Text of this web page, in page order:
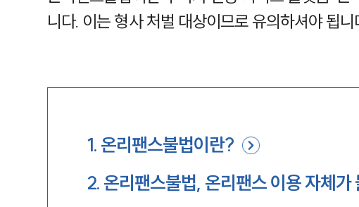
니다. 이는 형사 처벌 대상이므로 유의하셔야 됩니
1. 온리팬스불법이란?
2. 온리팬스불법, 온리팬스 이용 자체가